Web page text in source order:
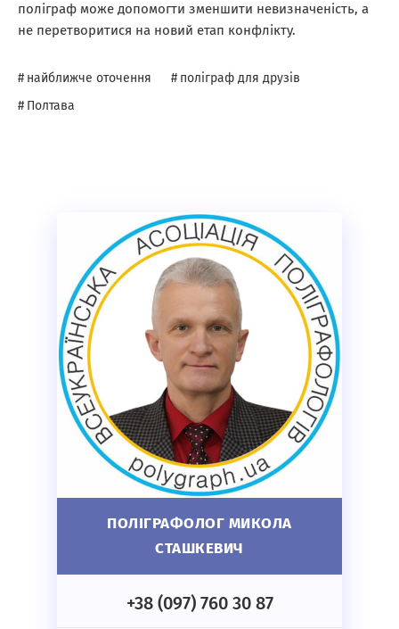
поліграф може допомогти зменшити невизначеність, а
не перетворитися на новий етап конфлікту.
найближче оточення поліграф для друзів
Полтава
ПОЛІГРАФОЛОГ МИКОЛА
СТАШКЕВИЧ
+38 (097) 760 30 87